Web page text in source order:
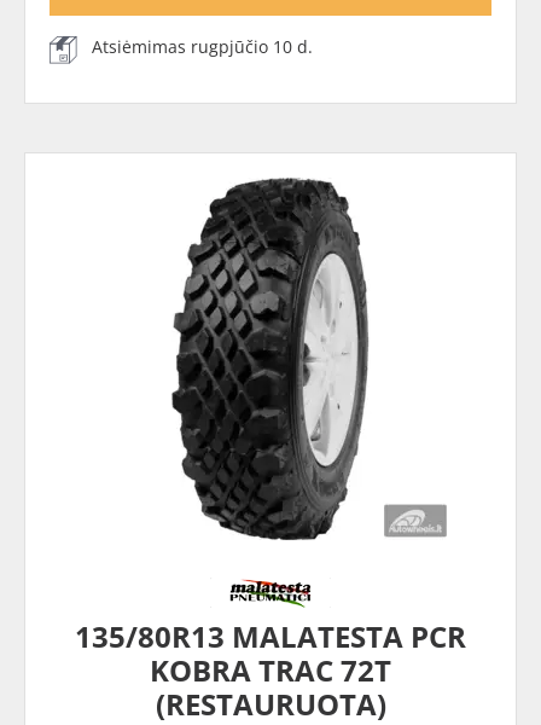
Atsiėmimas rugpjūčio 10 d.
135/80R13 MALATESTA PCR
KOBRA TRAC 72T
(RESTAURUOTA)